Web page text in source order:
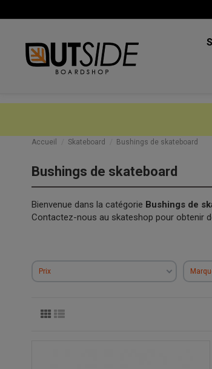
Accueil Skateboard Bushings de skateboard
Bushings de skateboard
Bienvenue dans la catégorie Bushings de
Contactez-nous au skateshop pour obtenir
Prix